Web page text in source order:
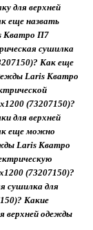
для верхней
еще назвать
Кватро П7
сушилка
Как еще
Laris Кватро
(73207150)?
для верхней
еще можно
Laris Кватро
(73207150)?
сушилка для
Какие
верхней одежды